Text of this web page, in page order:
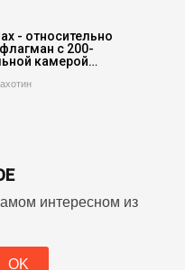
- относительно
с 200-
камерой…
интересном из